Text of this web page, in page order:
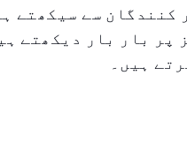
کنندگان سے سیکھتے
پر بار بار دیکھتے
ہیں۔